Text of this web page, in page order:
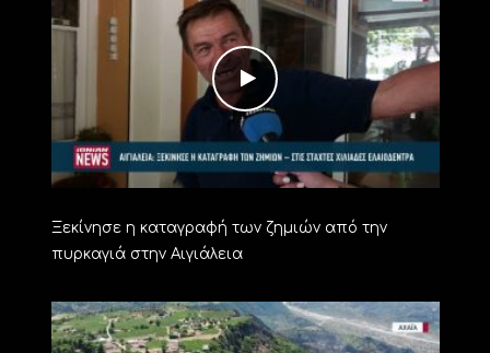
Ξεκίνησε η καταγραφή των ζημιών από την
πυρκαγιά στην Αιγιάλεια